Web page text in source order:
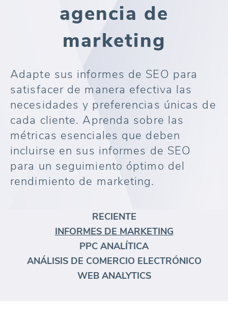
agencia de
marketing
Adapte sus informes de SEO para
satisfacer de manera efectiva las
necesidades y preferencias únicas de
cada cliente. Aprenda sobre las
métricas esenciales que deben
incluirse en sus informes de SEO
para un seguimiento óptimo del
rendimiento de marketing.
RECIENTE
INFORMES DE MARKETING
PPC ANALÍTICA
ANÁLISIS DE COMERCIO ELECTRÓNICO
WEB ANALYTICS